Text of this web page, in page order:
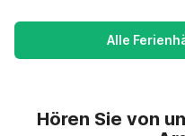
Alle
Hören Sie von